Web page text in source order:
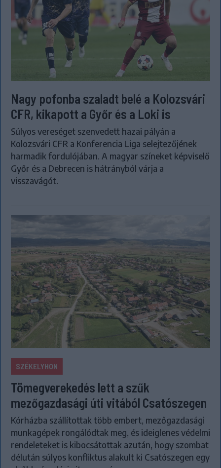
Nagy pofonba szaladt belé a Kolozsvári
CFR, kikapott a Győr és a Loki is
Súlyos vereséget szenvedett hazai pályán a
Kolozsvári CFR a Konferencia Liga selejtezőjének
harmadik fordulójában. A magyar színeket képviselő
Győr és a Debrecen is hátrányból várja a
visszavágót.
SZÉKELYHON
Tömegverekedés lett a szűk
mezőgazdasági úti vitából Csatószegen
Kórházba szállítottak több embert, mezőgazdasági
munkagépek rongálódtak meg, és ideiglenes védelmi
rendeleteket is kibocsátottak azután, hogy szombat
délután súlyos konfliktus alakult ki Csatószegen egy